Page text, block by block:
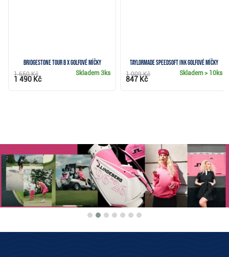
Bridgestone Tour B X golfové míčky
Skladem3ks
1 650 Kč
1 490 Kč
TaylorMade SpeedSoft Ink golfové míčky
Skladem> 10ks
1 009 Kč
847 Kč